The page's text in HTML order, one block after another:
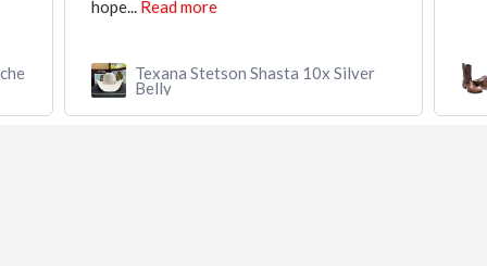
Silver Botín MAHUESTIC Avestruz Miel